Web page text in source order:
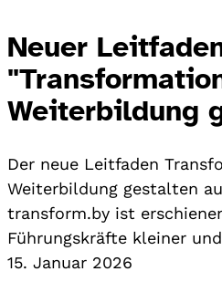
Neuer
Weiterbildung
Der neue Leitfaden
Weiterbildung gestalten
transform.by ist
Führungskräfte kleiner
15. Januar 2026